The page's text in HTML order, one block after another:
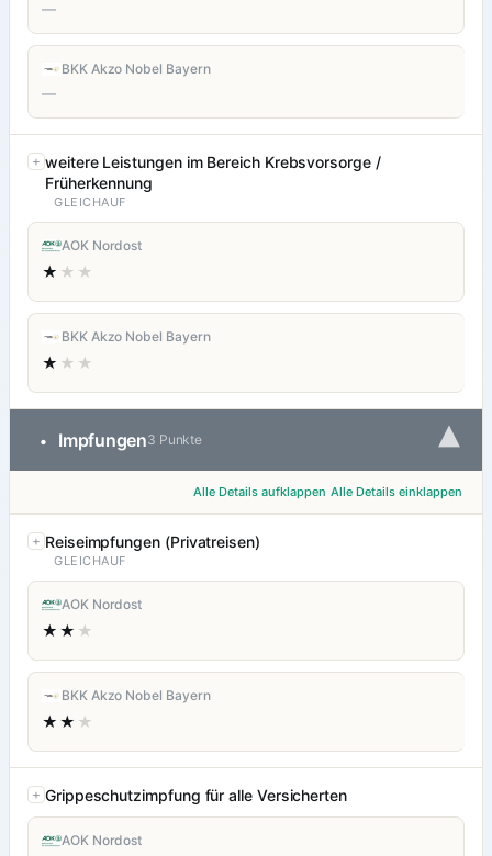
—
BKK Akzo Nobel Bayern
—
weitere Leistungen im Bereich Krebsvorsorge /
Früherkennung
GLEICHAUF
AOK Nordost
★ ★★
BKK Akzo Nobel Bayern
★ ★★
• Impfungen3 Punkte ▾
Alle Details aufklappen Alle Details einklappen
Reiseimpfungen (Privatreisen)
GLEICHAUF
AOK Nordost
★★ ★
BKK Akzo Nobel Bayern
★★ ★
Grippeschutzimpfung für alle Versicherten
AOK Nordost